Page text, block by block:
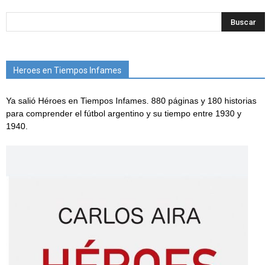
Heroes en Tiempos Infames
Ya salió Héroes en Tiempos Infames. 880 páginas y 180 historias
para comprender el fútbol argentino y su tiempo entre 1930 y
1940.